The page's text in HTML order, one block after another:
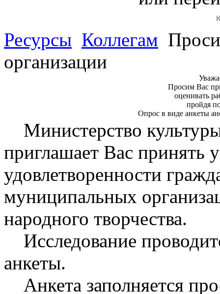
Ресурсы Коллегам
организации
Просим Вас
оценивать
пройдя
Опрос в виде анкеты
Министерство
приглашает Вас принять
удовлетворенности
муниципальных
народного творчества.
Исследование
анкеты.
Анкета заполняется